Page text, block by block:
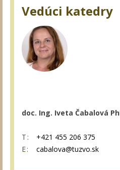
Vedúci katedry
doc. Ing. Iveta Čabalová
T:
+421 455 206 375
E:
cabalova@tuzvo.sk